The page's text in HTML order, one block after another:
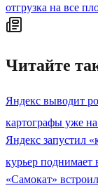
отгрузка на все
Читайте
Яндекс выводит
картографы уже
Яндекс запустил
курьер поднимает
«Самокат»